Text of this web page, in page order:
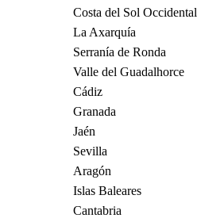
Costa del Sol Occidental
La Axarquía
Serranía de Ronda
Valle del Guadalhorce
Cádiz
Granada
Jaén
Sevilla
Aragón
Islas Baleares
Cantabria